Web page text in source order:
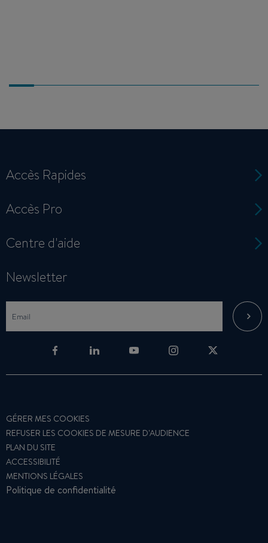
Accès Rapides
Accès Pro
Centre d'aide
Newsletter
GÉRER MES COOKIES
REFUSER LES COOKIES DE MESURE D'AUDIENCE
PLAN DU SITE
ACCESSIBILITÉ
MENTIONS LÉGALES
Politique de confidentialité